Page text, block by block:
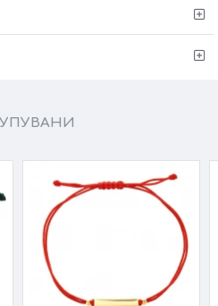
40+2см
изработено и по-ваш
и произход !
!
може да варират тъй като
ръчно +/- 10% според
свържем с вас, за да уточним
за изработката.